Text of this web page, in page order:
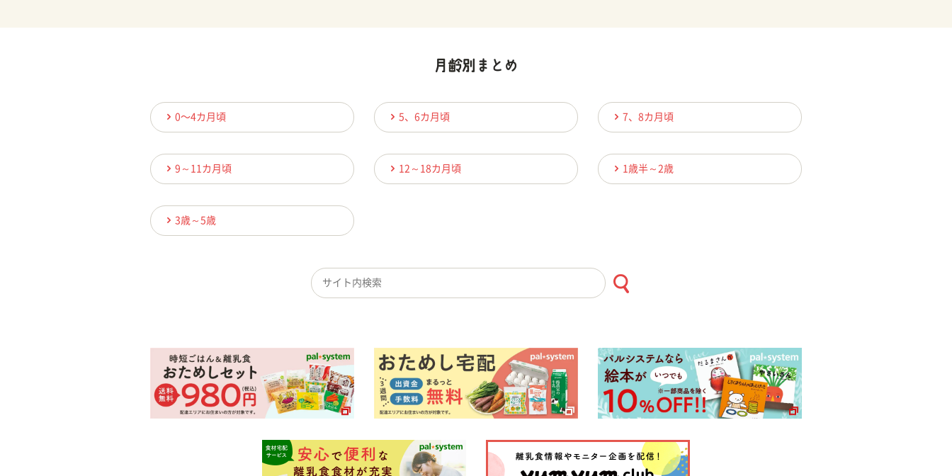
0〜4カ月頃 5、6カ月頃 7、8カ月頃
9～11カ月頃 12～18カ月頃 1歳半～2歳
3歳～5歳
検索キーワード入力